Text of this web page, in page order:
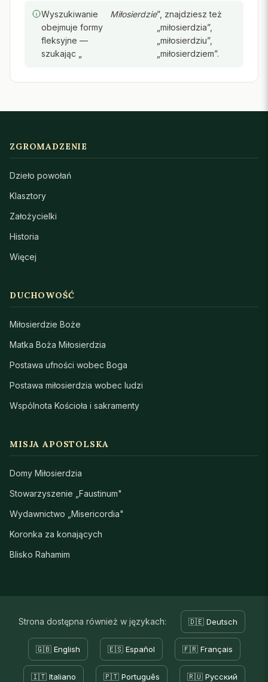
Wyszukiwanie
obejmuje formy
fleksyjne —
szukając „
Miłosierdzie”, znajdziesz też
„miłosierdzia”,
„miłosierdziu”,
„miłosierdziem”.
ZGROMADZENIE
Dzieło powołań
Klasztory
Założycielki
Historia
Więcej
DUCHOWOŚĆ
Miłosierdzie Boże
Matka Boża Miłosierdzia
Postawa ufności wobec Boga
Postawa miłosierdzia wobec ludzi
Wspólnota Kościoła i sakramenty
MISJA APOSTOLSKA
Domy Miłosierdzia
Stowarzyszenie „Faustinum"
Wydawnictwo „Misericordia"
Koronka za konających
Blisko Rahamim
Strona dostępna również w językach: 🇩🇪 Deutsch
🇬🇧 English 🇪🇸 Español 🇫🇷 Français
🇮🇹 Italiano 🇵🇹 Português 🇷🇺 Русский